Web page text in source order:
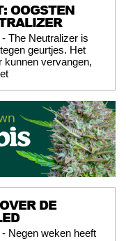
OOGSTEN
- The Neutralizer is
geurtjes. Het
kunnen vervangen,
DE
- Negen weken heeft